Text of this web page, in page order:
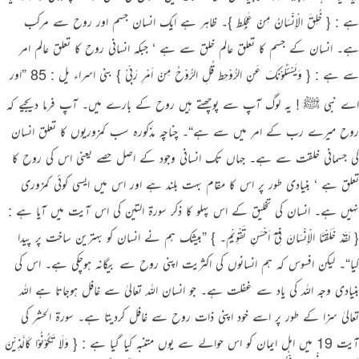
ہے : { خُلِقَ الْاِنْسَانُ مِنْ عَجَلٍط }۔ ظاہر ہے ایک انسان جسم اور روح سے مرکب
ہے۔ انسان کے جسم کا تعلق عالم خلق سے ہے ‘ جبکہ انسانی روح کا تعلق عالم امر
سے ہے : { وَیَسْئَلُوْنَکَ عَنِ الرُّوْحِط قُلِ الرُّوْحُ مِنْ اَمْرِ رَبِّیْ } بنی اسراء یل : 85 ”اور
اے نبی ﷺ ! یہ لوگ آپ سے پوچھتے ہیں روح کے بارے میں۔ آپ فرما دیجیے کہ
روح میرے رب کے امر میں سے ہے“۔ چناچہ مذکورہ سب کمزوریوں کا تعلق انسان
کی جسمانی خلقت سے ہے۔ جہاں تک انسانی وجود کے اصل حصے یعنی اس کی روح کا
تعلق ہے ‘ بنیادی طور پر اس کا مقام بہت بلند ہے اور اس میں ایسی کوئی کمزوری
نہیں ہے۔ انسان کی تخلیق کے اس پہلو کا ذکر سورة التین کی اس آیت میں آیا ہے :
{ لَقَدْ خَلَقْنَا الْاِنْسَانَ فِیْٓ اَحْسَنِ تَقْوِیْمٍ۔ } ”بیشک ہم نے انسان کو بہترین ساخت پر پیدا
کیا“۔ لیکن افسوس کہ ہم انسانوں کی اکثریت اپنی روح سے بیگانہ ہوچکی ہے۔ اس کی
بنیادی وجہ اللہ کی یاد سے غفلت ہے۔ جو انسان اللہ تعالیٰ سے غافل ہوجاتا ہے اللہ
تعالیٰ سزا کے طور پر اسے خود اپنی ذات روح سے غافل کردیتا ہے۔ سورة الحشر کی
آیت 19 میں اہل ایمان کو اس حوالے سے یوں متنبہ کیا گیا ہے : { وَلَا تَـکُوْنُوْا کَالَّذِیْنَ